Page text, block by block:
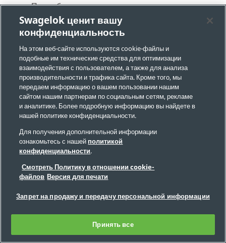
При работе с жидкостными и газовыми
системами на нефтегазовых платформах
важное значение имеет правильно
выбранный курс обучения. Узнайте, как
обучение может помочь в предотвращении
несчастных случаев.
Swagelok ценит вашу
конфиденциальность
На этом веб-сайте используются cookie-файлы и
подобные им технические средства для оптимизации
взаимодействия с пользователем, а также для анализа
производительности и трафика сайта. Кроме того, мы
передаем информацию о вашем пользовании нашим
сайтом нашим партнерам по социальным сетям, рекламе
и аналитике. Более подробную информацию вы найдете в
нашей политике конфиденциальности.
Для получения дополнительной информации
ознакомьтесь с нашей политикой
конфиденциальности.
Смотреть Политику в отношении cookie-
файлов Версия для печати
Запрет на продажу и передачу персональной информации
Принять все